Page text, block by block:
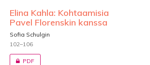
Elina Kahla: Kohtaamisia
Pavel Florenskin kanssa
Sofia Schulgin
102–106
PDF